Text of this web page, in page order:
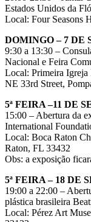
Estados Unidos da
Local: Four Seasons
DOMINGO – 7 DE
9:30 a 13:30 –
Nacional e Feira
Local: Primeira Igreja
NE 33rd Street,
5ª FEIRA –11 DE
15:00 – Abertura da
International
Local: Boca Raton
Raton, FL 33432
Obs: a exposição
5ª FEIRA – 18 DE
19:00 a 22:00 –
plástica brasileira
Local: Pérez Art